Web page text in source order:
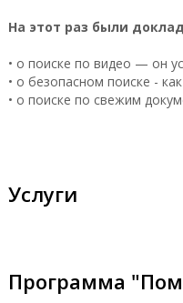
На этот раз были
• о поиске по видео — он
• о безопасном поиске -
• о поиске по свежим
Услуги
Программа